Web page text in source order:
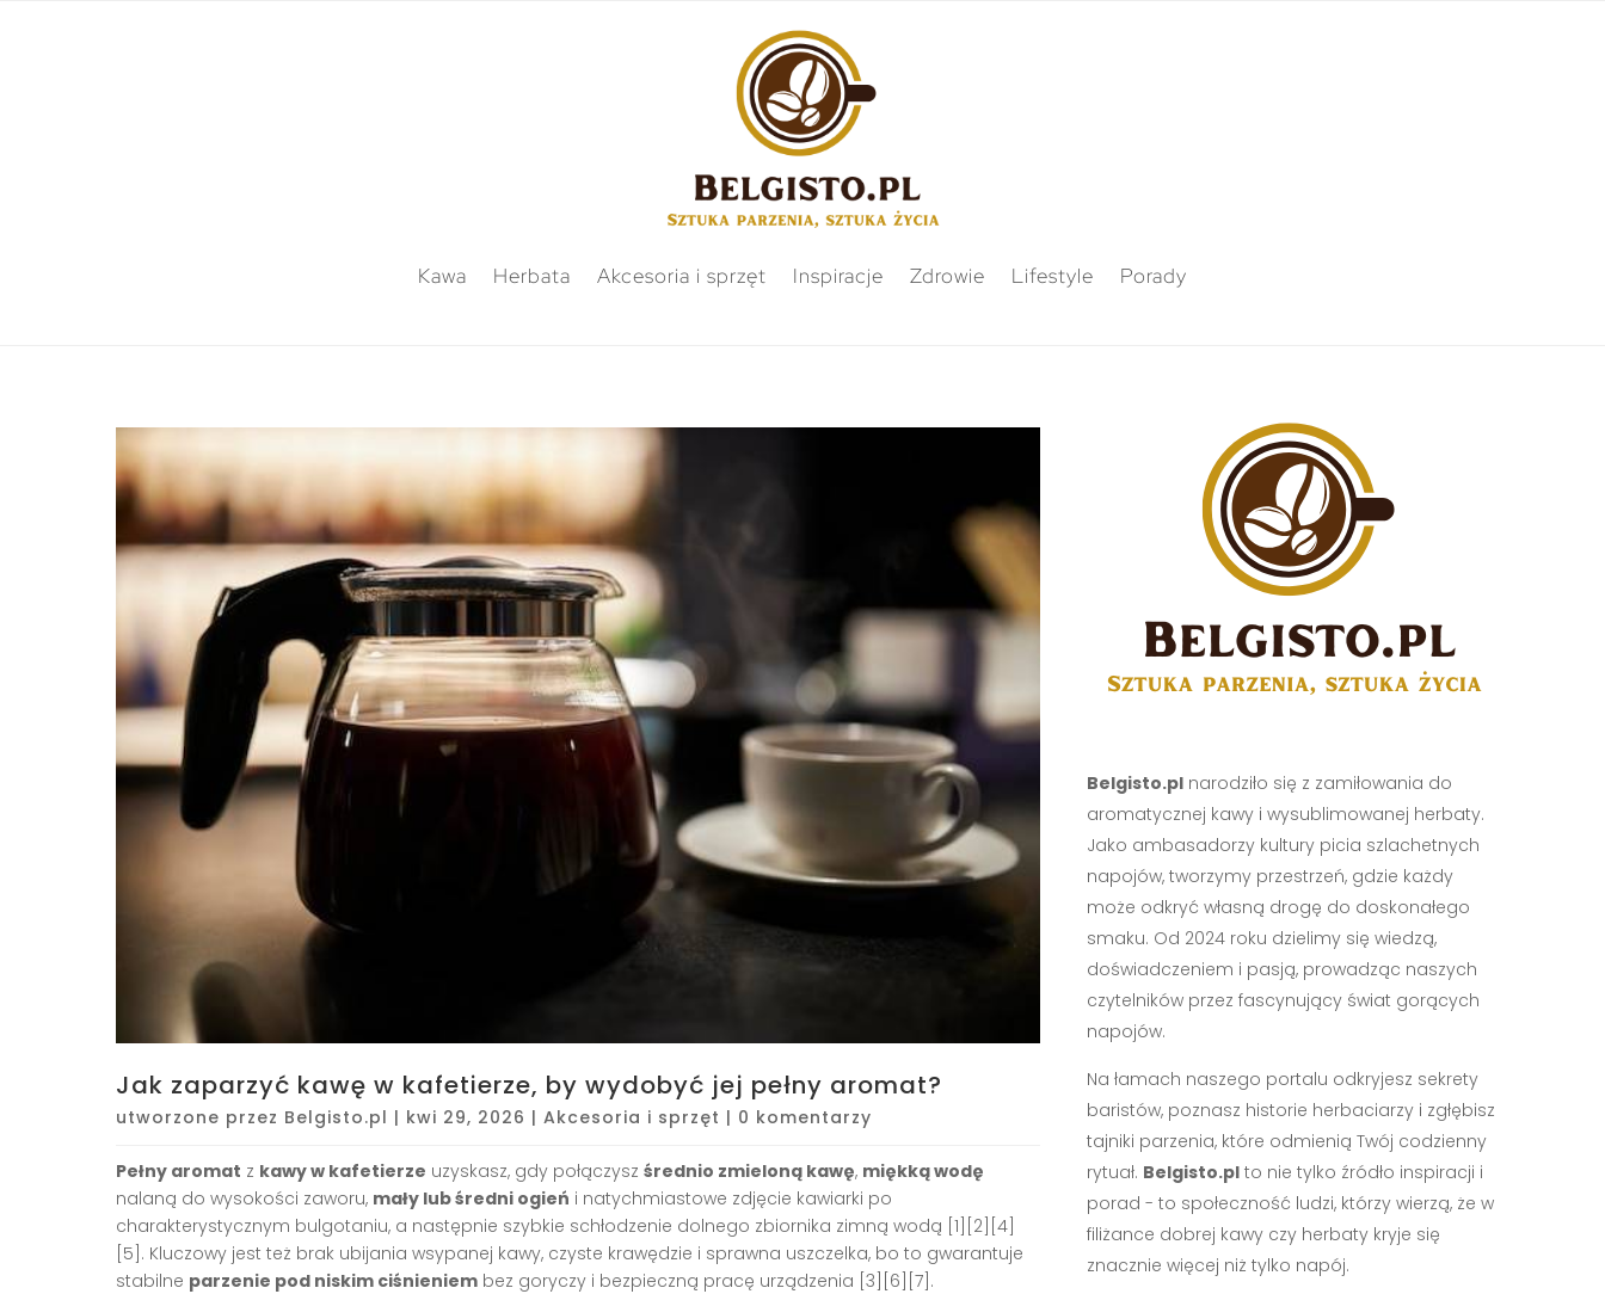
Kawa Herbata Akcesoria i sprzęt Inspiracje Zdrowie Lifestyle Porady
Jak zaparzyć kawę w kafetierze, by wydobyć jej pełny aromat?
utworzone przez Belgisto.pl | kwi 29, 2026 | Akcesoria i sprzęt | 0 komentarzy
Pełny aromat z kawy w kafetierze uzyskasz, gdy połączysz średnio zmieloną kawę, miękką wodę
nalaną do wysokości zaworu, mały lub średni ogień i natychmiastowe zdjęcie kawiarki po
charakterystycznym bulgotaniu, a następnie szybkie schłodzenie dolnego zbiornika zimną wodą [1][2][4]
[5]. Kluczowy jest też brak ubijania wsypanej kawy, czyste krawędzie i sprawna uszczelka, bo to gwarantuje
stabilne parzenie pod niskim ciśnieniem bez goryczy i bezpieczną pracę urządzenia [3][6][7].
Belgisto.plnarodziło się z zamiłowania do
aromatycznej kawy i wysublimowanej herbaty.
Jako ambasadorzy kultury picia szlachetnych
napojów, tworzymy przestrzeń, gdzie każdy
może odkryć własną drogę do doskonałego
smaku. Od 2024 roku dzielimy się wiedzą,
doświadczeniem i pasją, prowadząc naszych
czytelników przez fascynujący świat gorących
napojów.
Na łamach naszego portalu odkryjesz sekrety
baristów, poznasz historie herbaciarzy i zgłębisz
tajniki parzenia, które odmienią Twój codzienny
rytuał. Belgisto.plto nie tylko źródło inspiracji i
porad - to społeczność ludzi, którzy wierzą, że w
filiżance dobrej kawy czy herbaty kryje się
znacznie więcej niż tylko napój.